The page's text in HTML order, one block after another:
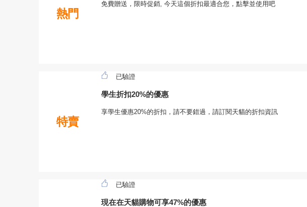
熱門
免費贈送，限時促銷, 今天這個折扣最適合您，點擊並使用吧
特賣
已驗證
學生折扣20%的優惠
享學生優惠20%的折扣，請不要錯過，請訂閱天貓的折扣資訊
已驗證
現在在天貓購物可享47%的優惠